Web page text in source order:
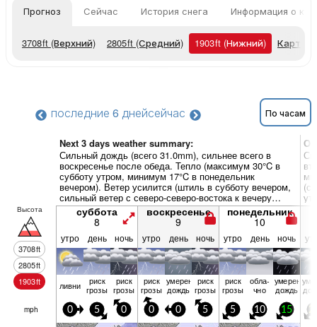
Прогноз Сейчас История снега Информация о
3708ft (Верхний) 2805ft (Средний) 1903ft (Нижний) Карты
последние 6 днейсейчас По часам
Next 3 days weather summary:
Сильный дождь (всего 31.0mm), сильнее всего в
воскресенье после обеда. Тепло (максимум 30°C в
субботу утром, минимум 17°C в понедельник
вечером). Ветер усилится (штиль в субботу вечером,
сильный ветер с северо-северо-востока к вечеру
понедельника).
Высота
3708ft
2805ft
1903ft
суббота
8
воскресенье
9
понедельник
10
утро день ночь утро день ночь утро день ночь
ливни риск
грозы
риск
грозы
риск
грозы
умерен.
дождь
риск
грозы
риск
грозы
обла­
чно
умерен.
дождь
mph 0 5 0 0 0 5 5 10 15